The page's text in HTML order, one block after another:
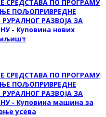
СРЕДСТАВА ПО ПРОГРАМУ
ПОЉОПРИВРЕДНЕ
РАЗВОЈА ЗА
- Куповина нових
СРЕДСТАВА ПО ПРОГРАМУ
ПОЉОПРИВРЕДНЕ
РАЗВОЈА ЗА
- Куповинa машина за
усева